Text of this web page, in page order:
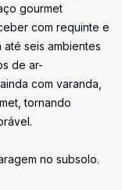
gourmet
com requinte e
seis ambientes
de ar-
com varanda,
tornando
no subsolo.